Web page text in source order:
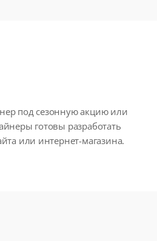
под сезонную акцию или
готовы разработать
или интернет-магазина.